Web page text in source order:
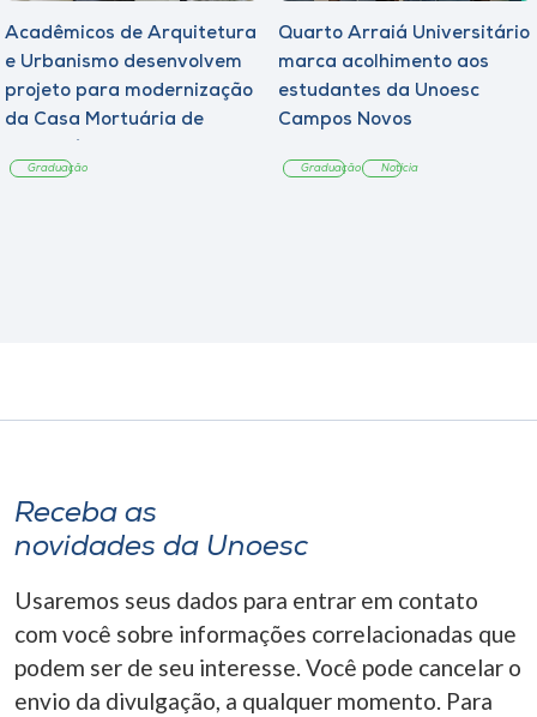
Acadêmicos de Arquitetura
e Urbanismo desenvolvem
projeto para modernização
da Casa Mortuária de
Graduação
Quarto Arraiá Universitário
marca acolhimento aos
estudantes da Unoesc
Campos Novos
Graduação Notícia
Receba as
novidades da Unoesc
Usaremos seus dados para entrar em contato
com você sobre informações correlacionadas que
podem ser de seu interesse. Você pode cancelar o
envio da divulgação, a qualquer momento. Para